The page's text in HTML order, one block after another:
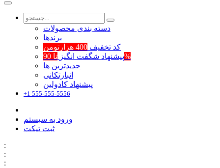
دسته بندی محصولات
برند‌ها
کد تخفیف 400 هزارتومن
پیشنهاد شگفت انگیزتا 90%
جدیدترین ها
انبارتکانی
پیشنهاد کادولین
+1 555-555-5556
ورود به سیستم
ثبت تیکت
:
:
: